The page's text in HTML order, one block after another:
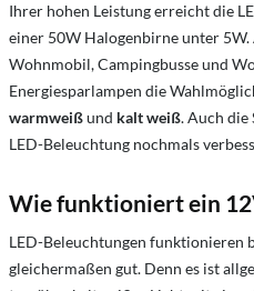
Ihrer hohen Leistung erreicht die
einer 50W Halogenbirne unter
Wohnmobil, Campingbusse und
Energiesparlampen die
warmweißund kalt weiß. Auch die
LED-Beleuchtung nochmals
Wie funktioniert ein
LED-Beleuchtungen funktionieren
gleichermaßen gut. Denn es ist